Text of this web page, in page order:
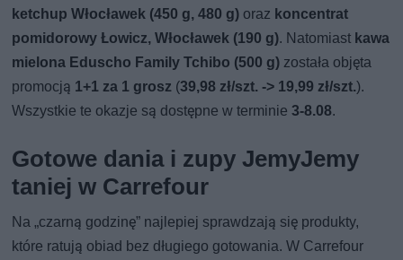
ketchup Włocławek (450 g, 480 g) oraz koncentrat
pomidorowy Łowicz, Włocławek (190 g). Natomiast kawa
mielona Eduscho Family Tchibo (500 g) została objęta
promocją 1+1 za 1 grosz (39,98 zł/szt. -> 19,99 zł/szt.).
Wszystkie te okazje są dostępne w terminie3-8.08.
Gotowe dania i zupy JemyJemy
taniej w Carrefour
Na „czarną godzinę” najlepiej sprawdzają się produkty,
które ratują obiad bez długiego gotowania. W Carrefour